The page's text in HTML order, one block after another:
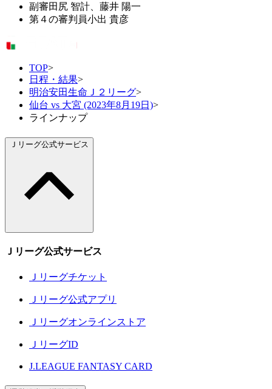
副審田尻 智計、藤井 陽一
第４の審判員小出 貴彦
TOP>
日程・結果>
明治安田生命Ｊ２リーグ>
仙台 vs 大宮 (2023年8月19日)>
ラインナップ
Ｊリーグ公式サービス
Ｊリーグ公式サービス
Ｊリーグチケット
Ｊリーグ公式アプリ
Ｊリーグオンラインストア
ＪリーグID
J.LEAGUE FANTASY CARD